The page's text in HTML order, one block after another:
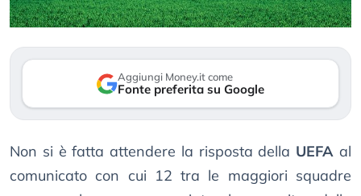
Aggiungi Money.it come
Fonte preferita su Google
Non si è fatta attendere la risposta della UEFA al
comunicato con cui 12 tra le maggiori squadre